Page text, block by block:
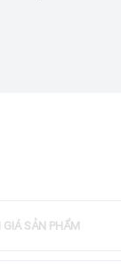
SẢN PHẨM